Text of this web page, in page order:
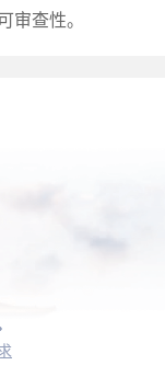
审查性。